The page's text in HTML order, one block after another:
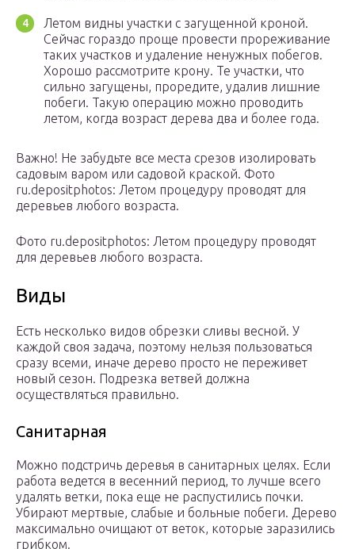
Летом видны участки с загущенной кроной.
Сейчас гораздо проще провести прореживание
таких участков и удаление ненужных побегов.
Хорошо рассмотрите крону. Те участки, что
сильно загущены, проредите, удалив лишние
побеги. Такую операцию можно проводить
летом, когда возраст дерева два и более года.
Важно! Не забудьте все места срезов изолировать
садовым варом или садовой краской. Фото
ru.depositphotos: Летом процедуру проводят для
деревьев любого возраста.
Фото ru.depositphotos: Летом процедуру проводят
для деревьев любого возраста.
Виды
Есть несколько видов обрезки сливы весной. У
каждой своя задача, поэтому нельзя пользоваться
сразу всеми, иначе дерево просто не переживет
новый сезон. Подрезка ветвей должна
осуществляться правильно.
Санитарная
Можно подстричь деревья в санитарных целях. Если
работа ведется в весенний период, то лучше всего
удалять ветки, пока еще не распустились почки.
Убирают мертвые, слабые и больные побеги. Дерево
максимально очищают от веток, которые заразились
грибком.